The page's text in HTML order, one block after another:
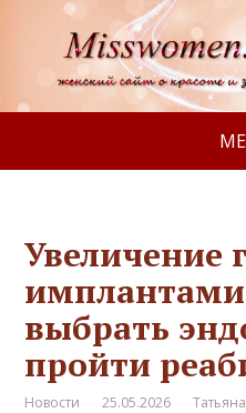
Увеличение
выбрать
пройти
Новости 25.05.2026 Татьяна